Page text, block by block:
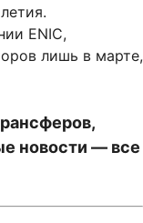
ENIC,
лишь в марте,
новости — все